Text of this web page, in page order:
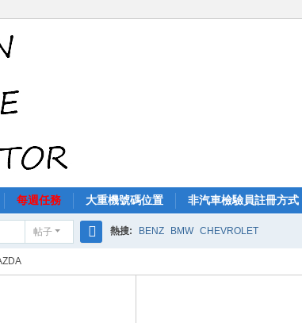
每週任務 大重機號碼位置 非汽車檢驗員註冊方式
帖子
索
熱搜: BENZ BMW CHEVROLET